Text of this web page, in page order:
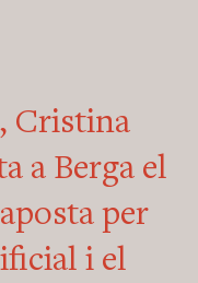
Cristina
a Berga el
per
i el